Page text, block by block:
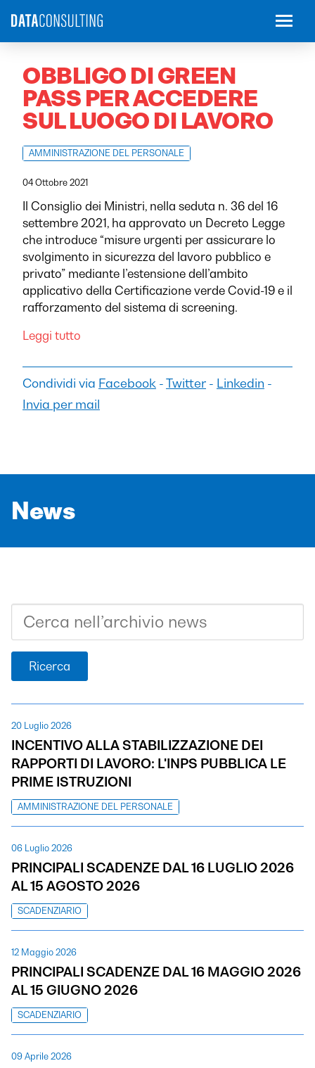
OBBLIGO DI GREEN
PASS PER ACCEDERE
SUL LUOGO DI LAVORO
AMMINISTRAZIONE DEL PERSONALE
04 Ottobre 2021
Il Consiglio dei Ministri, nella seduta n. 36 del 16
settembre 2021, ha approvato un Decreto Legge
che introduce “misure urgenti per assicurare lo
svolgimento in sicurezza del lavoro pubblico e
privato” mediante l’estensione dell’ambito
applicativo della Certificazione verde Covid-19 e il
rafforzamento del sistema di screening.
Leggi tutto
Condividi via Facebook - Twitter - Linkedin -
Invia per mail
News
Ricerca
20 Luglio 2026
INCENTIVO ALLA STABILIZZAZIONE DEI
RAPPORTI DI LAVORO: L'INPS PUBBLICA LE
PRIME ISTRUZIONI
AMMINISTRAZIONE DEL PERSONALE
06 Luglio 2026
PRINCIPALI SCADENZE DAL 16 LUGLIO 2026
AL 15 AGOSTO 2026
SCADENZIARIO
12 Maggio 2026
PRINCIPALI SCADENZE DAL 16 MAGGIO 2026
AL 15 GIUGNO 2026
SCADENZIARIO
09 Aprile 2026